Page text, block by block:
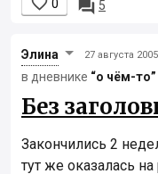
0  5
Элинa 27 августа 2005
в дневнике “о чём-то”
Без
Закончились 2
тут же оказалась